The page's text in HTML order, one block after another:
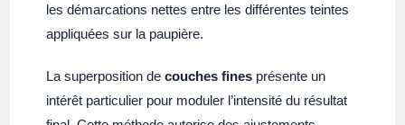
les démarcations nettes entre les différentes teintes
appliquées sur la paupière.
La superposition decouches fines présente un
intérêt particulier pour moduler l’intensité du résultat